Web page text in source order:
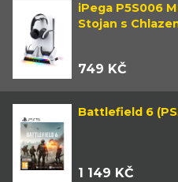
iPega P5S006
Stojan s
749 KČ
Battlefield 6
1 149 KČ